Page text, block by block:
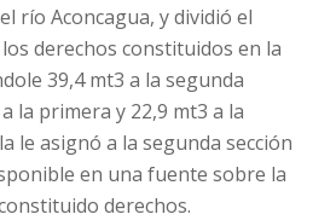
río Aconcagua, y dividió el
derechos constituidos en la
39,4 mt3 a la segunda
la primera y 22,9 mt3 a la
le asignó a la segunda sección
en una fuente sobre la
derechos.